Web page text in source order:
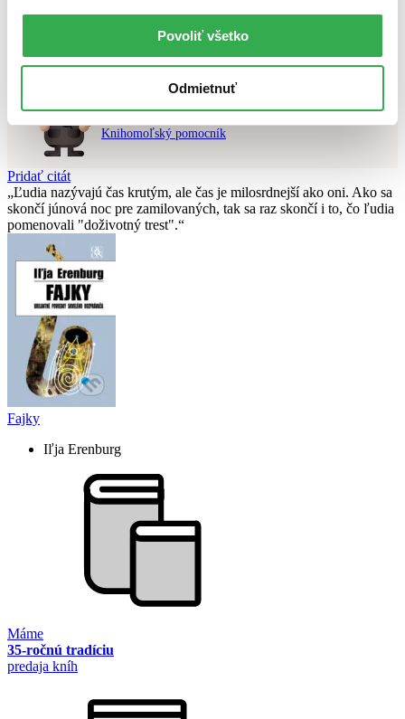
Povoliť všetko
Odmietnuť
Nebol nájdenýžiadny titulvyhovujúci zadaným podmienkam.
Skúste prosím zmeniť vyhľadávaný výraz.
Chcete poradiť knihu?
Náš pomocník Sherlock vám ju s radosťou vypátra!
Knihomoľský pomocník
Pridať citát
Ľudia nazývajú čas krutým, ale čas je milosrdnejší ako oni. Ako sa
skončí júnová noc pre zamilovaných, tak sa raz skončí i to, čo ľudia
pomenovali "doživotný trest".
Fajky
Iľja Erenburg
Máme
35-ročnú tradíciu
predaja kníh